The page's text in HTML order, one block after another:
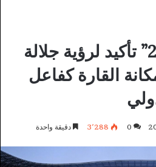
نجاح “كان 2025” تأكيد لرؤية جلالة
القارة كفاعل
0 3٬288 دقيقة واحدة